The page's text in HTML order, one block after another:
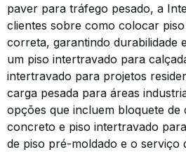
paver para tráfego pesado, a
clientes sobre como colocar
correta, garantindo durabilidade
um piso intertravado para
intertravado para projetos
carga pesada para áreas
opções que incluem bloquete
concreto e piso intertravado
de piso pré-moldado e o serviço